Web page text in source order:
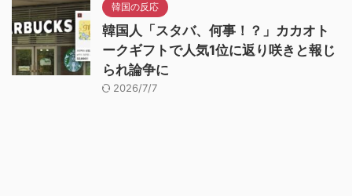
韓国の反応
韓国人「スタバ、何事！？」カカオト
ークギフトで人気1位に返り咲きと報じ
られ論争に
2026/7/7